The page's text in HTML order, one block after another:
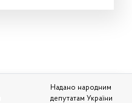
Надано народним
депутатам України